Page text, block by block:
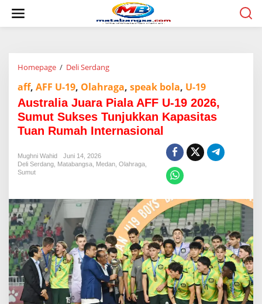
w
Homepage / Deli Serdang
s
t
a
l
J
a
P
i
a
l
a
A
F
F
U
aff, AFF U-19, Olahraga, speak bola, U-19
Australia Juara Piala AFF U-19 2026,
Sumut Sukses Tunjukkan Kapasitas
Tuan Rumah Internasional
Mughni Wahid
Juni 14, 2026
Deli Serdang Matabangsa Medan Olahraga
Sumut